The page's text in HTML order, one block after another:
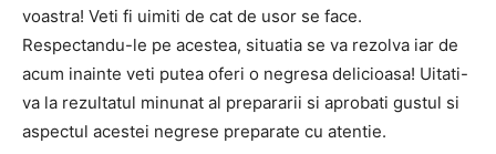
voastra! Veti fi uimiti de cat de usor se face.
Respectandu-le pe acestea, situatia se va rezolva iar de
acum inainte veti putea oferi o negresa delicioasa! Uitati-
va la rezultatul minunat al prepararii si aprobati gustul si
aspectul acestei negrese preparate cu atentie.